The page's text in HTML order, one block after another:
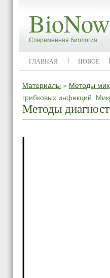
BioNow
Современная биология
ГЛАВНАЯ НОВОЕ
Материалы » Методы
грибковых инфекций.
Методы